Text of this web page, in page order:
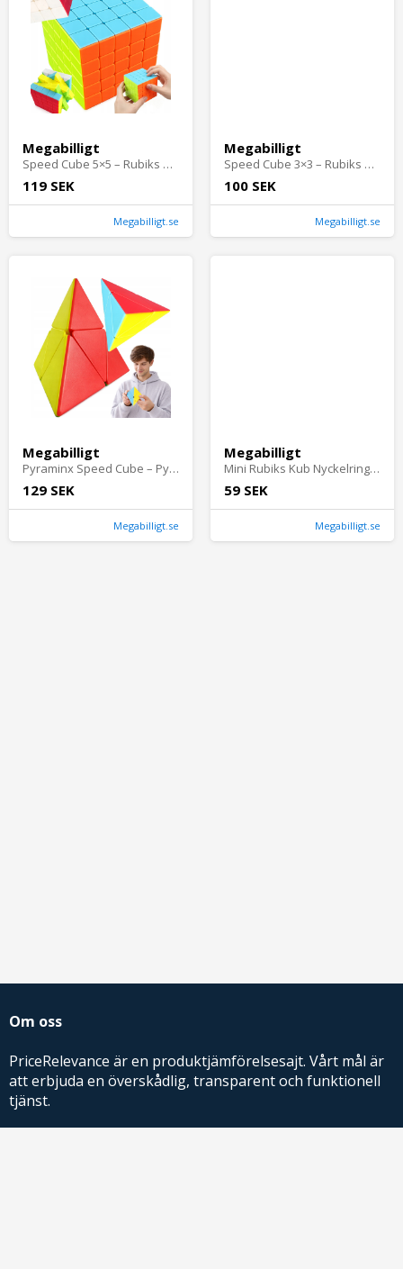
Megabilligt
Speed Cube 5×5 – Rubiks Kub Logiskt Pussel
119 SEK
Megabilligt.se
Megabilligt
Speed Cube 3×3 – Rubiks Kub Logiskt Pussel
100 SEK
Megabilligt.se
Megabilligt
Pyraminx Speed Cube – Pyramid Pussel 3D Logiskt Hjärnspel
129 SEK
Megabilligt.se
Megabilligt
Mini Rubiks Kub Nyckelring 2×2 – Speed Cube Pussel
59 SEK
Megabilligt.se
Om oss
PriceRelevance är en produktjämförelsesajt. Vårt mål är
att erbjuda en överskådlig, transparent och funktionell
tjänst.
PriceRelevance ägs och drivs av AdRelevance Sverige AB.